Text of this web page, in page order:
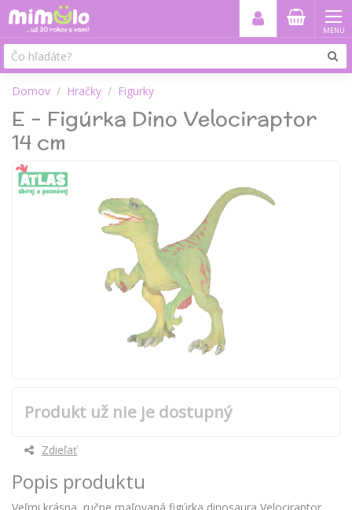
MENU
Domov Hračky Figurky
E - Figúrka Dino Velociraptor
14 cm
Produkt už nie je dostupný
Zdieľať
Popis produktu